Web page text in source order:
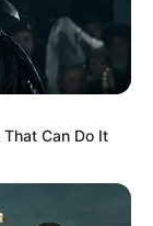
de
por falsificar
Can Do It